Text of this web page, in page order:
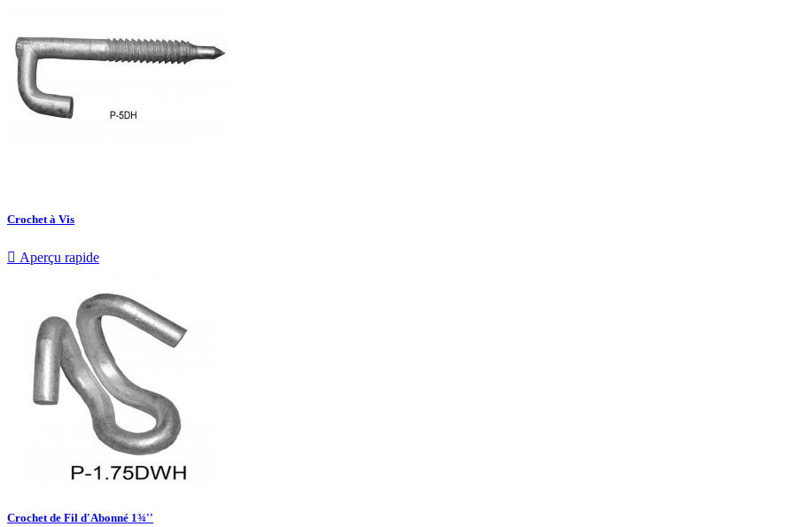
Crochet à Vis
 Aperçu rapide
Crochet de Fil d'Abonné 1¾''